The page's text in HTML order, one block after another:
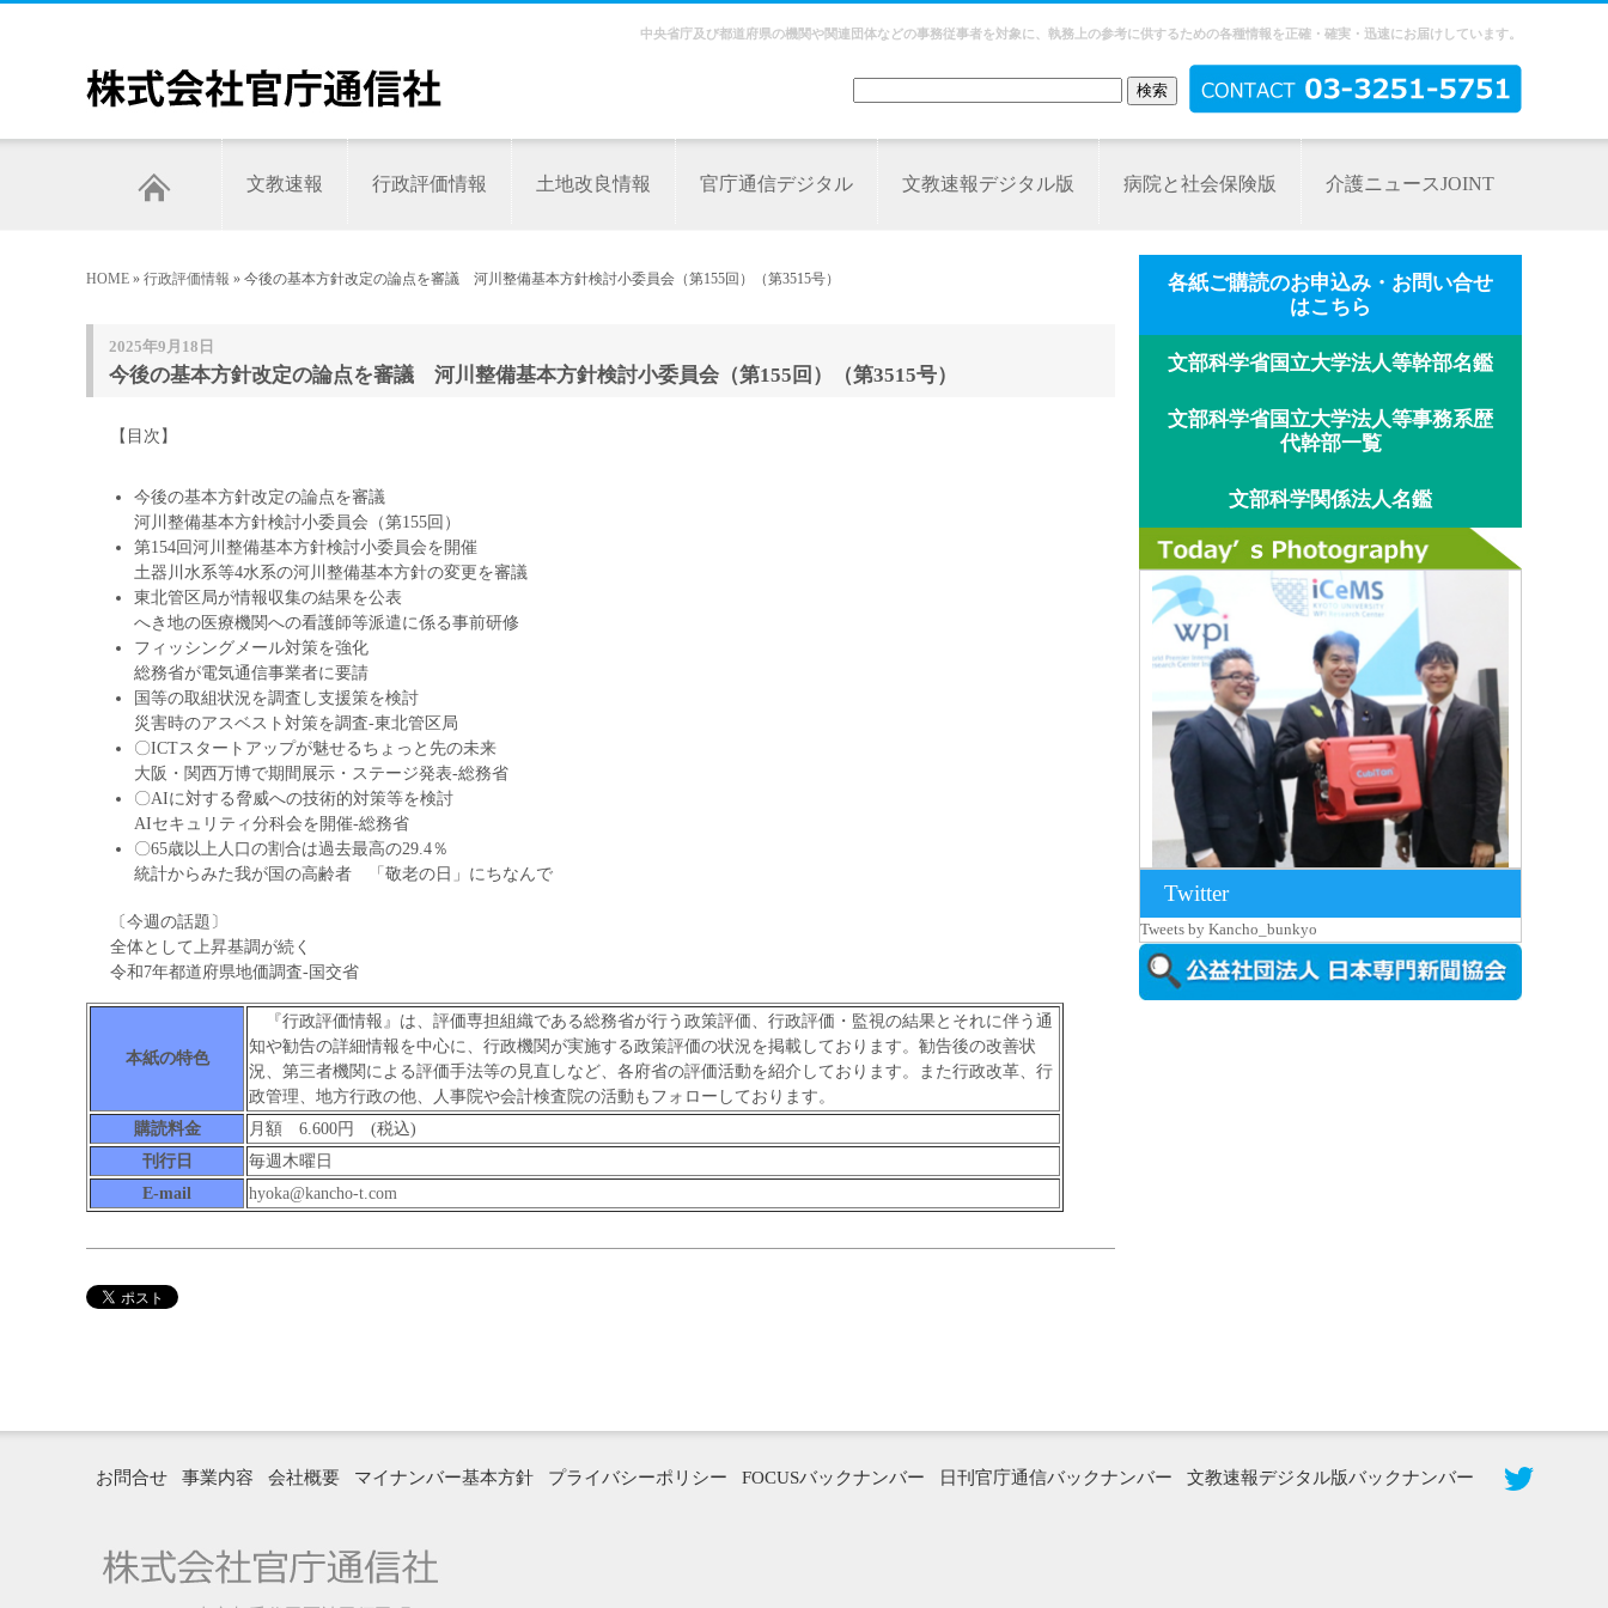
中央省庁及び都道府県の機関や関連団体などの事務従事者を対象に、執務上の参考に供するための各種情報を正確・確実・迅速にお届けしています。
文教速報 行政評価情報 土地改良情報 官庁通信デジタル 文教速報デジタル版 病院と社会保険版 介護ニュースJOINT
HOME » 行政評価情報 » 今後の基本方針改定の論点を審議 河川整備基本方針検討小委員会（第155回）（第3515号）
2025年9月18日
今後の基本方針改定の論点を審議 河川整備基本方針検討小委員会（第155回）（第3515号）
【目次】
今後の基本方針改定の論点を審議
河川整備基本方針検討小委員会（第155回）
第154回河川整備基本方針検討小委員会を開催
土器川水系等4水系の河川整備基本方針の変更を審議
東北管区局が情報収集の結果を公表
へき地の医療機関への看護師等派遣に係る事前研修
フィッシングメール対策を強化
総務省が電気通信事業者に要請
国等の取組状況を調査し支援策を検討
災害時のアスベスト対策を調査-東北管区局
〇ICTスタートアップが魅せるちょっと先の未来
大阪・関西万博で期間展示・ステージ発表-総務省
〇AIに対する脅威への技術的対策等を検討
AIセキュリティ分科会を開催-総務省
〇65歳以上人口の割合は過去最高の29.4％
統計からみた我が国の高齢者 「敬老の日」にちなんで
〔今週の話題〕
全体として上昇基調が続く
令和7年都道府県地価調査-国交省
本紙の特色
『行政評価情報』は、評価専担組織である総務省が行う政策評価、行政評価・監視の結果とそれに伴う通
知や勧告の詳細情報を中心に、行政機関が実施する政策評価の状況を掲載しております。勧告後の改善状
況、第三者機関による評価手法等の見直しなど、各府省の評価活動を紹介しております。また行政改革、行
政管理、地方行政の他、人事院や会計検査院の活動もフォローしております。
購読料金
月額 6.600円 (税込)
刊行日
毎週木曜日
E-mail
hyoka@kancho-t.com
各紙ご購読のお申込み・お問い合せ
はこちら
文部科学省国立大学法人等幹部名鑑
文部科学省国立大学法人等事務系歴
代幹部一覧
文部科学関係法人名鑑
京都大iCeMS等を視察した松本文部科学
大...
Twitter
Tweets by Kancho_bunkyo
お問合せ 事業内容 会社概要 マイナンバー基本方針 プライバシーポリシー FOCUSバックナンバー 日刊官庁通信バックナンバー 文教速報デジタル版バックナンバー